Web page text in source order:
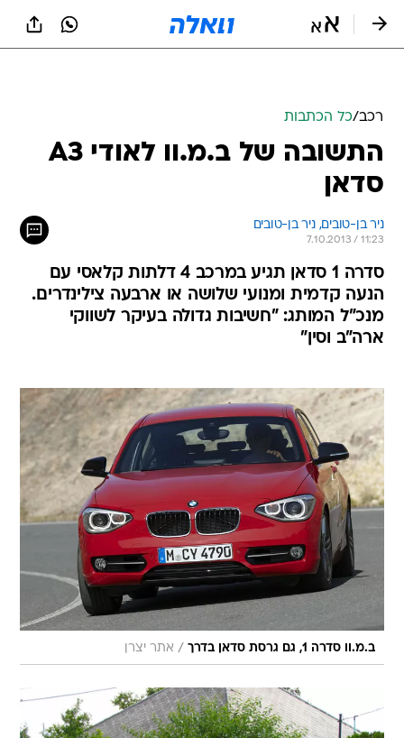
רכב/כל הכתבות
התשובה של ב.מ.וו לאודי A3
סדאן
ניר בן-טובים, ניר בן-טובים
7.10.2013 / 11:23
סדרה 1 סדאן תגיע במרכב 4 דלתות קלאסי עם
הנעה קדמית ומנועי שלושה או ארבעה צילינדרים.
מנכ"ל המותג: "חשיבות גדולה בעיקר לשווקי
ארה"ב וסין"
ב.מ.וו סדרה 1, גם גרסת סדאן בדרך / אתר יצרן